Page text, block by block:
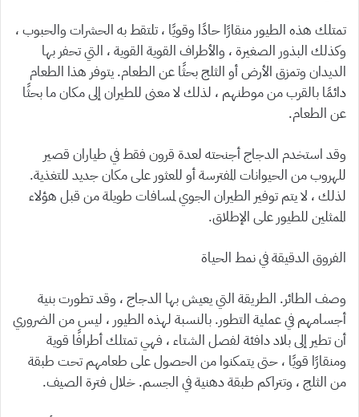
تمتلك هذه الطيور منقارًا حادًا وقويًا ، تلتقط به الحشرات والحبوب ،
وكذلك البذور الصغيرة ، والأطراف القوية القوية ، التي تحفر بها
الديدان وتمزق الأرض أو الثلج بحثًا عن الطعام. يتوفر هذا الطعام
دائمًا بالقرب من موطنهم ، لذلك لا معنى للطيران إلى مكان ما بحثًا
عن الطعام.
وقد استخدم الدجاج أجنحته لعدة قرون فقط في طياران قصير
للهروب من الحيوانات المفترسة أو للعثور على مكان جديد للتغذية.
لذلك ، لا يتم توفير الطيران الجوي لمسافات طويلة من قبل هؤلاء
الممثلين للطيور على الإطلاق.
الفروق الدقيقة في نمط الحياة
وصف الطائر. الطريقة التي يعيش بها الدجاج ، وقد تطورت بنية
أجسامهم في عملية التطور. بالنسبة لهذه الطيور ، ليس من الضروري
أن تطير إلى بلاد دافئة لفصل الشتاء ، فهي تمتلك أطرافًا قوية
ومنقارًا قويًا ، حتى يتمكنوا من الحصول على طعامهم تحت طبقة
من الثلج ، وتتراكم طبقة دهنية في الجسم. خلال فترة الصيف.